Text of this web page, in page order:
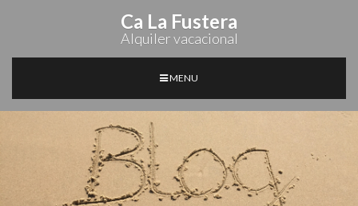
Ca La Fustera
Alquiler vacacional
MENU